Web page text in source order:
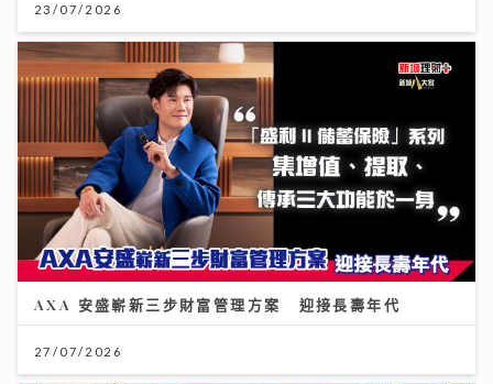
23/07/2026
AXA 安盛嶄新三步財富管理方案 迎接長壽年代
27/07/2026